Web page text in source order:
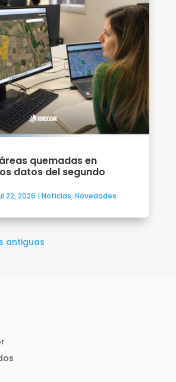
quemadas en
datos del segundo
22, 2026 | Noticias,Novedades
antiguas